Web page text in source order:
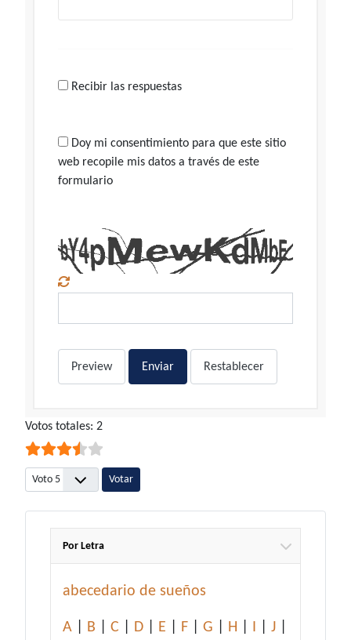
Recibir las respuestas
Doy mi consentimiento para que este sitio
web recopile mis datos a través de este
formulario
Preview Enviar Restablecer
Ratio:3.5/5
Votos totales: 2
Por favor, vote
Por Letra
abecedario de sueños
A B C D E F G H I J